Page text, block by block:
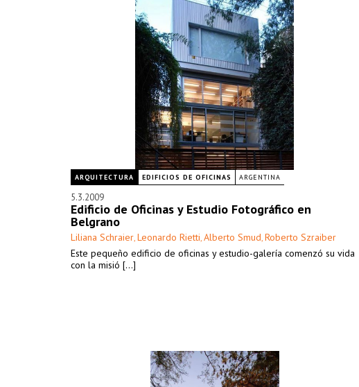
ARQUITECTURA EDIFICIOS DE OFICINAS ARGENTINA
5.3.2009
Edificio de Oficinas y Estudio Fotográfico en
Belgrano
Liliana Schraier, Leonardo Rietti, Alberto Smud, Roberto Szraiber
Este pequeño edificio de oficinas y estudio-galería comenzó su vida
con la misió [...]